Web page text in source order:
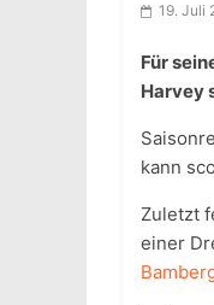
19. Juli
Für
Harvey
kann
Zuletzt
einer